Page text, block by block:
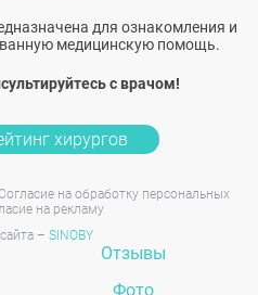
для ознакомления и
медицинскую помощь.
с врачом!
хирургов
на обработку персональных
на рекламу
– SINOBY
Отзывы
Фото